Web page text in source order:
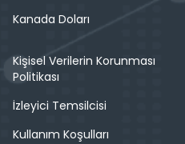
Kanada Doları
Kişisel Verilerin Korunması
Politikası
İzleyici Temsilcisi
Kullanım Koşulları